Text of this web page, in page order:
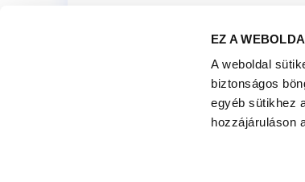
EZ A
A weboldal
biztonságos
egyéb sütikhez
hozzájáruláson